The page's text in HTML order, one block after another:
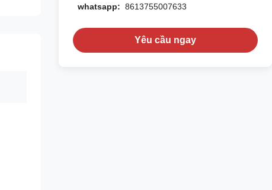
whatsapp: 8613755007633
Yêu cầu ngay